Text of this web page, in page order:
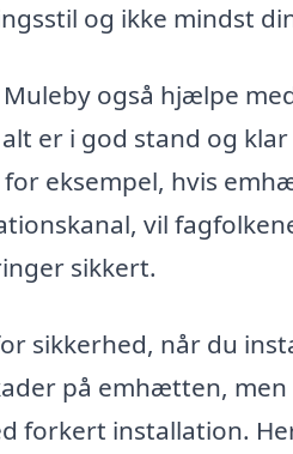
og ikke mindst
også hjælpe
er i god stand og
eksempel, hvis
vil
sikkert.
sikkerhed, når du
på emhætten,
forkert installation.